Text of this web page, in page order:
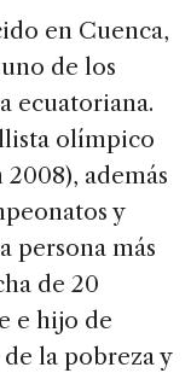
en Cuenca,
de los
ecuatoriana.
olímpico
además
y
persona más
de 20
e hijo de
la pobreza y